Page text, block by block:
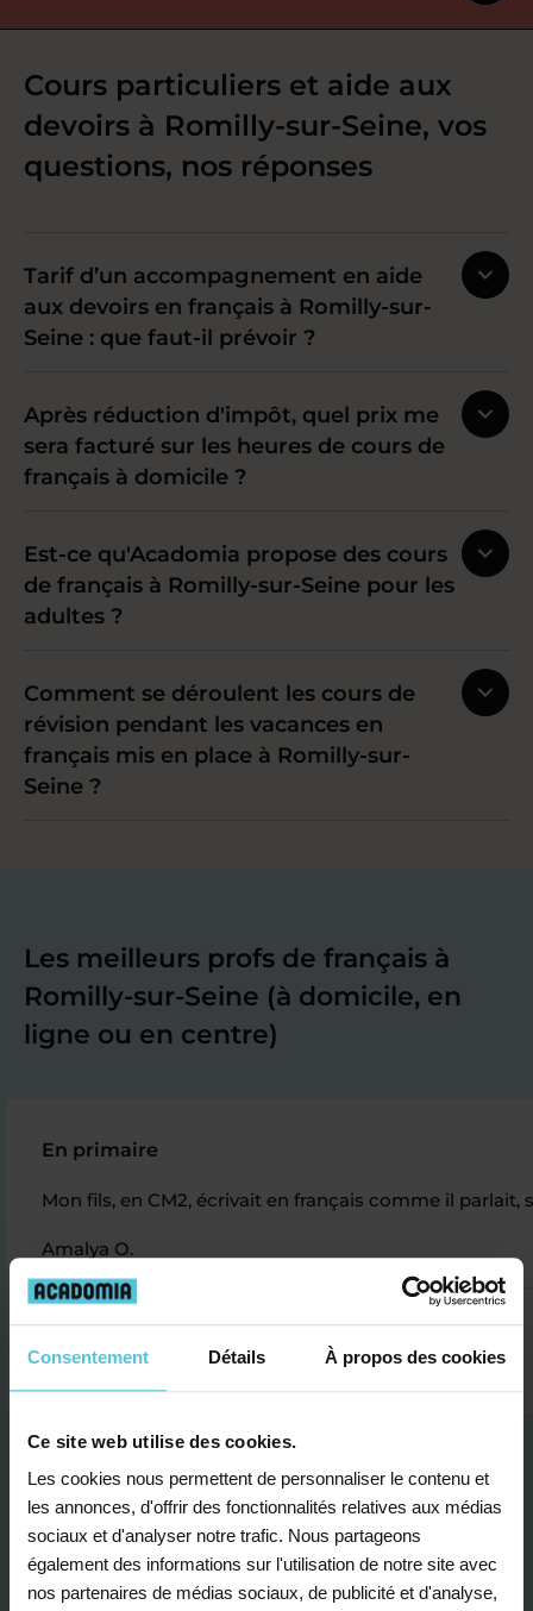
Consentement Détails À propos des cookies
Ce site web utilise des cookies.
Les cookies nous permettent de personnaliser le contenu et
les annonces, d'offrir des fonctionnalités relatives aux médias
sociaux et d'analyser notre trafic. Nous partageons
également des informations sur l'utilisation de notre site avec
nos partenaires de médias sociaux, de publicité et d'analyse,
Cours particuliers et aide aux
devoirs à Romilly-sur-Seine, vos
questions, nos réponses
Tarif d’un accompagnement en aide
aux devoirs en français à Romilly-sur-
Seine : que faut-il prévoir ?
Après réduction d'impôt, quel prix me
sera facturé sur les heures de cours de
français à domicile ?
Est-ce qu'Acadomia propose des cours
de français à Romilly-sur-Seine pour les
adultes ?
Comment se déroulent les cours de
révision pendant les vacances en
français mis en place à Romilly-sur-
Seine ?
Les meilleurs profs de français à
Romilly-sur-Seine (à domicile, en
ligne ou en centre)
En primaire
Mon fils, en CM2, écrivait en français comme il
Amalya O.
Je contacte un conseiller